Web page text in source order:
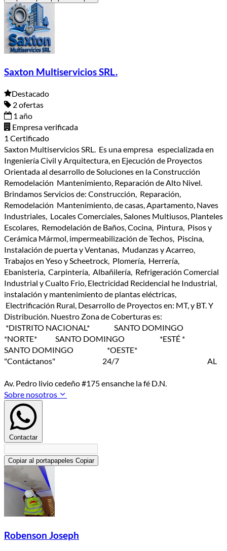
Saxton Multiservicios SRL.
Destacado
2 ofertas
1 año
Empresa verificada
1 Certificado
Saxton Multiservicios SRL. Es una empresa especializada en
Ingeniería Civil y Arquitectura, en Ejecución de Proyectos
Orientada al desarrollo de Soluciones en la Construcción
Remodelación Mantenimiento, Reparación de Alto Nivel.
Brindamos Servicios de: Construcción, Reparación,
Remodelación Mantenimiento, de casas, Apartamento, Naves
Industriales, Locales Comerciales, Salones Multiusos, Planteles
Escolares, Remodelación de Baños, Cocina, Pintura, Pisos y
Cerámica Mármol, impermeabilización de Techos, Piscina,
Instalación de puerta y Ventanas, Mudanzas y Acarreo,
Trabajos en Yeso y Scheetrock, Plomería, Herrería,
Ebanisteria, Carpintería, Albañilería, Refrigeración Comercial
Industrial y Cualto Frio, Electricidad Recidencial he Industrial,
instalación y mantenimiento de plantas eléctricas,
Electrificación Rural, Desarrollo de Proyectos en: MT, y BT. Y
Distribución. Nuestro Zona de Coberturas es:
*DISTRITO NACIONAL* SANTO DOMINGO
*NORTE* SANTO DOMINGO *ESTÉ *
SANTO DOMINGO *OESTE*
"Contáctanos" 24/7 AL
Av. Pedro livio cedeño #175 ensanche la fé D.N.
Sobre nosotros
Contactar
Copiar al portapapeles Copiar
Robenson Joseph